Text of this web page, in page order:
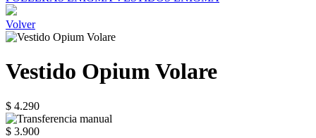
Volver
Vestido Opium Volare
$ 4.290
$ 3.900